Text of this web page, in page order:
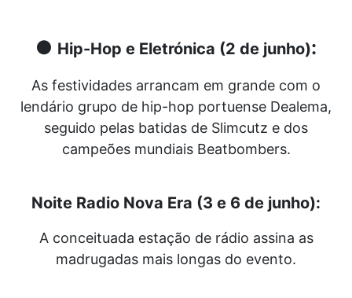
● Hip-Hop e Eletrónica (2 de junho):
As festividades arrancam em grande com o
lendário grupo de hip-hop portuense Dealema,
seguido pelas batidas de Slimcutz e dos
campeões mundiais Beatbombers.
Noite Radio Nova Era (3 e 6 de junho):
A conceituada estação de rádio assina as
madrugadas mais longas do evento.